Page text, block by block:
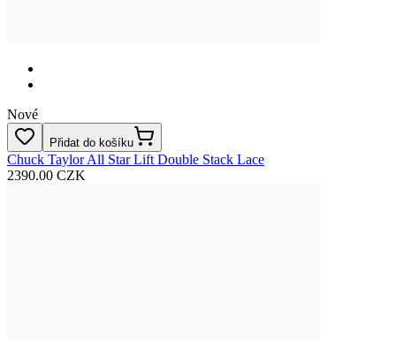
Nové
Přidat do košíku
Chuck Taylor All Star Lift Double Stack Lace
2390.00 CZK